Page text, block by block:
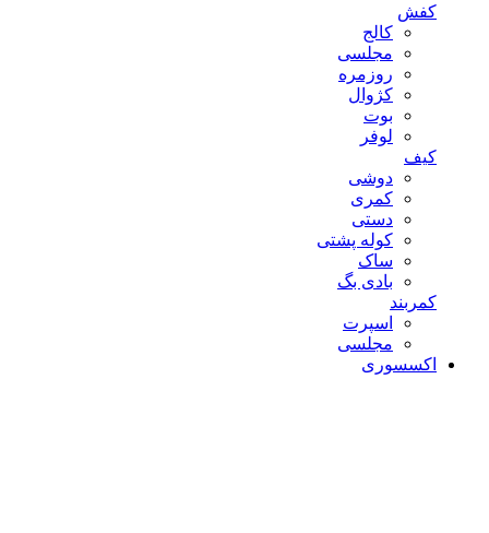
کفش
کالج
مجلسی
روزمره
کژوال
بوت
لوفر
کیف
دوشی
کمری
دستی
کوله پشتی
ساک
بادی بگ
کمربند
اسپرت
مجلسی
اکسسوری